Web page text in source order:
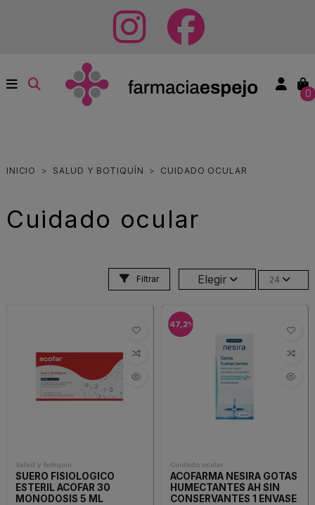
0
INICIO SALUD Y BOTIQUÍN CUIDADO OCULAR
Cuidado ocular
Filtrar Elegir 24
Salud y botiquín
SUERO FISIOLOGICO
ESTERIL ACOFAR 30
MONODOSIS 5 ML
-47,2%
Cuidado ocular
ACOFARMA NESIRA GOTAS
HUMECTANTES AH SIN
CONSERVANTES 1 ENVASE